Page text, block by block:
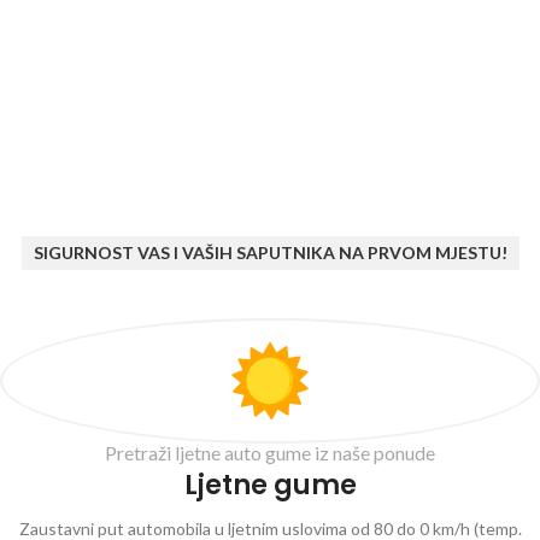
SIGURNOST VAS I VAŠIH SAPUTNIKA NA PRVOM MJESTU!
Pretraži ljetne auto gume iz naše ponude
Ljetne gume
Zaustavni put automobila u ljetnim uslovima od 80 do 0 km/h (temp.